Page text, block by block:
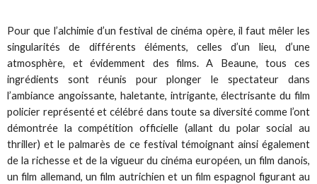
Pour que l’alchimie d’un festival de cinéma opère, il faut mêler les
singularités de différents éléments, celles d’un lieu, d’une
atmosphère, et évidemment des films. A Beaune, tous ces
ingrédients sont réunis pour plonger le spectateur dans
l’ambiance angoissante, haletante, intrigante, électrisante du film
policier représenté et célébré dans toute sa diversité comme l’ont
démontrée la compétition officielle (allant du polar social au
thriller) et le palmarès de ce festival témoignant ainsi également
de la richesse et de la vigueur du cinéma européen, un film danois,
un film allemand, un film autrichien et un film espagnol figurant au